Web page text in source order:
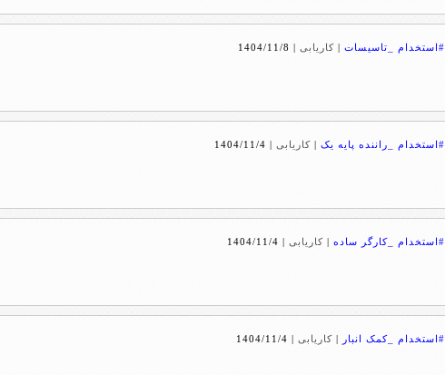
#استخدام _تاسیسات | کاریابی|
1404/11/8
#استخدام _راننده پایه یک | کاریابی|
1404/11/4
#استخدام _کارگر ساده | کاریابی|
1404/11/4
#استخدام _کمک انبار | کاریابی|
1404/11/4